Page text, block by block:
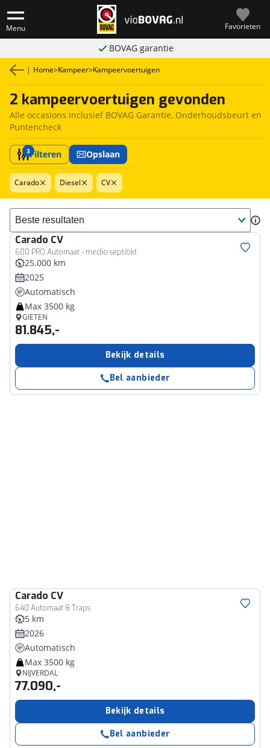
Menu Favorieten
BOVAG garantie
| Home>Kampeer>Kampeervoertuigen
2 kampeervoertuigen gevonden
Alle occasions inclusief BOVAG Garantie, Onderhoudsbeurt en
Puntencheck
3Filteren Opslaan
Carado Diesel CV
Sorteer resultaten
Carado CV
600 PRO Automaat - medio sept/okt
25.000 km
2025
Automatisch
Max 3500 kg
GIETEN
81.845,-
Bekijk details
Bel aanbieder
Carado CV
640 Automaat 8 Traps
5 km
2026
Automatisch
Max 3500 kg
NIJVERDAL
77.090,-
Bekijk details
Bel aanbieder